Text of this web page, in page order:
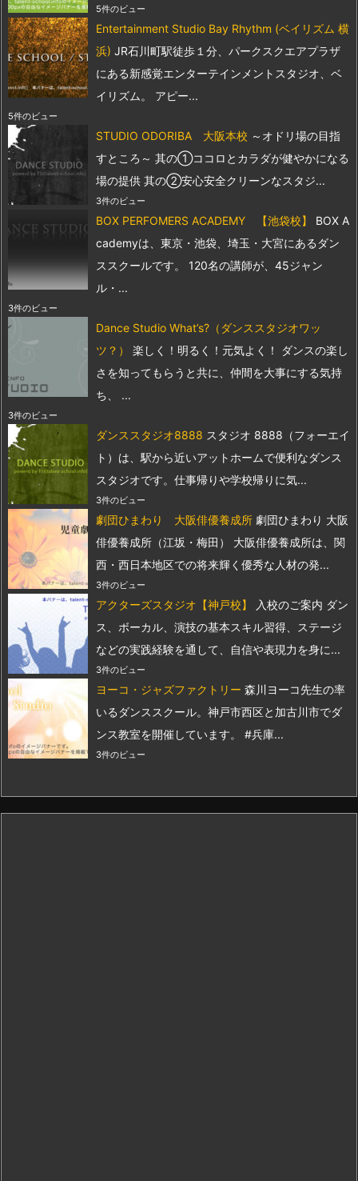
5件のビュー
Entertainment Studio Bay Rhythm (ベイリズム 横
浜) JR石川町駅徒歩１分、パークスクエアプラザ
にある新感覚エンターテインメントスタジオ、ベ
イリズム。 アピー...
5件のビュー
STUDIO ODORIBA 大阪本校 ～オドリ場の目指
すところ～ 其の①ココロとカラダが健やかになる
場の提供 其の②安心安全クリーンなスタジ...
3件のビュー
BOX PERFOMERS ACADEMY 【池袋校】
BOX A
cademyは、東京・池袋、埼玉・大宮にあるダン
ススクールです。 120名の講師が、45ジャン
ル・...
3件のビュー
Dance Studio What’s?（ダンススタジオワッ
ツ？）
楽しく！明るく！元気よく！ ダンスの楽し
さを知ってもらうと共に、仲間を大事にする気持
ち、 ...
3件のビュー
ダンススタジオ8888 スタジオ 8888（フォーエイ
ト）は、駅から近いアットホームで便利なダンス
スタジオです。仕事帰りや学校帰りに気...
3件のビュー
劇団ひまわり 大阪俳優養成所 劇団ひまわり 大阪
俳優養成所（江坂・梅田） 大阪俳優養成所は、関
西・西日本地区での将来輝く優秀な人材の発...
3件のビュー
アクターズスタジオ【神戸校】
入校のご案内 ダン
ス、ボーカル、演技の基本スキル習得、ステージ
などの実践経験を通して、自信や表現力を身に...
3件のビュー
ヨーコ・ジャズファクトリー 森川ヨーコ先生の率
いるダンススクール。神戸市西区と加古川市でダ
ンス教室を開催しています。 #兵庫...
3件のビュー